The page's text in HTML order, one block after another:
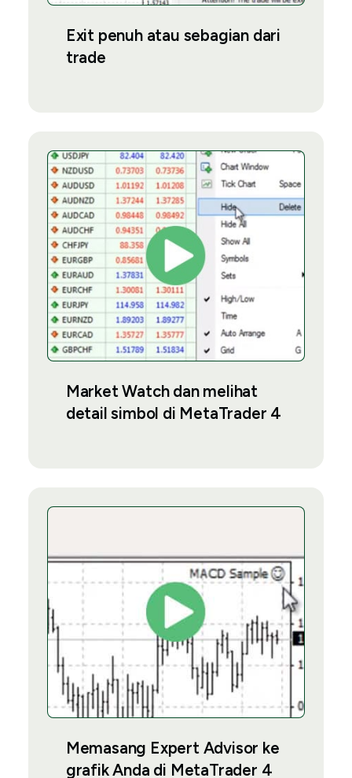
Exit penuh atau sebagian dari
trade
Market Watch dan melihat
detail simbol di MetaTrader 4
Memasang Expert Advisor ke
grafik Anda di MetaTrader 4